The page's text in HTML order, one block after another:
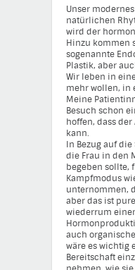
Unser
natürlichen
wird der
Hinzu kommen
sogenannte
Plastik, aber
Wir leben in
mehr wollen, in
Meine
Besuch schon
hoffen, dass
kann.
In Bezug auf
die Frau in den
begeben sollte,
Kampfmodus
unternommen,
aber das ist
wiederrum
auch
wäre es wichtig
Bereitschaft